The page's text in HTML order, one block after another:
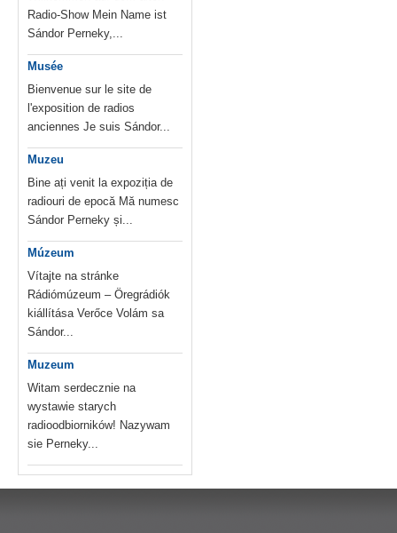
Radio-Show Mein Name ist
Sándor Perneky,...
Musée
Bienvenue sur le site de
l'exposition de radios
anciennes Je suis Sándor...
Muzeu
Bine ați venit la expoziția de
radiouri de epocă Mă numesc
Sándor Perneky și...
Múzeum
Vítajte na stránke
Rádiómúzeum – Öregrádiók
kiállítása Verőce Volám sa
Sándor...
Muzeum
Witam serdecznie na
wystawie starych
radioodbiorników! Nazywam
sie Perneky...